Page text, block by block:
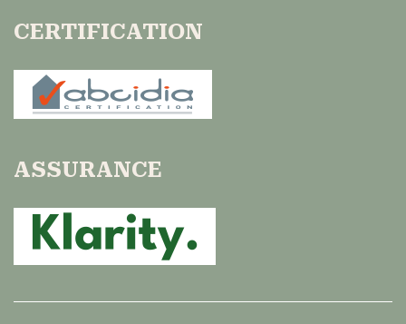
CERTIFICATION
ASSURANCE